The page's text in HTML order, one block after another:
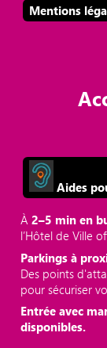
Mentions
Aides
À2–5 min en
l’Hôtel de Ville
Parkings à
Des points
pour sécuriser
Entrée avec
disponibles.